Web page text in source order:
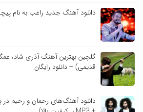
دانلود آهنگ جدید راغب به نام
گلچین بهترین آهنگ آذری شاد،
قدیمی) + دانلود رایگان
دانلود آهنگ‌های رحمان و رحیم در